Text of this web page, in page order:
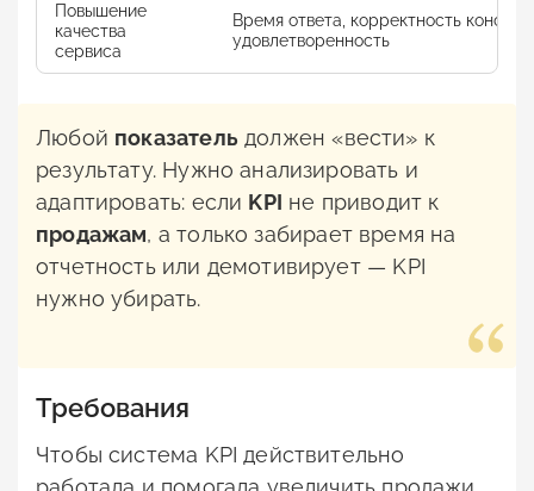
Повышение
качества
сервиса
Время ответа, корректность
удовлетворенность
Любой показатель должен «вести» к
результату. Нужно анализировать и
адаптировать: если KPI не приводит к
продажам, а только забирает время на
отчетность или демотивирует — KPI
нужно убирать.
Требования
Чтобы система KPI действительно